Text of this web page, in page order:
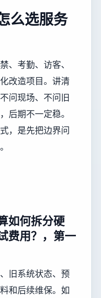
么选服务
、考勤、访客、
改造项目。讲清
问现场、不问旧
后期不一定稳。
，是先把边界问
如何拆分硬
费用？，第一
旧系统状态、预
和后续维保。如